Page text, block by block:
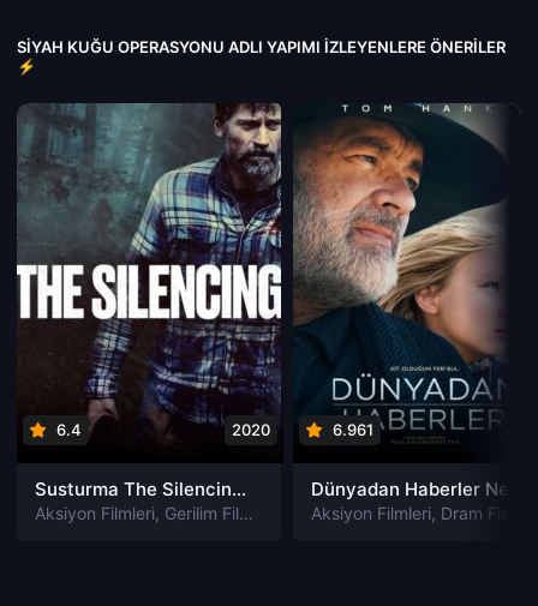
SIYAH KUĞU OPERASYONU ADLI YAPIMI İZLEYENLERE ÖNERILER
⚡
6.4 2020
Susturma The Silencing izle
Aksiyon Filmleri, Gerilim Filmleri Gizem Filmleri,Suç Filmleri
6.961
Aksiyon Filmleri, Dram Filmleri